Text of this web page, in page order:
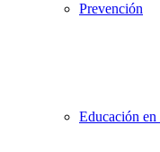
Prevención
Educación en